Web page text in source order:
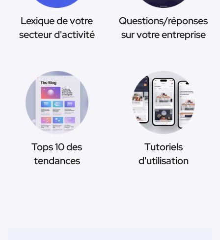
Lexique de votre
secteur d'activité
Questions/réponses
sur votre entreprise
Tops 10 des
tendances
Tutoriels
d'utilisation